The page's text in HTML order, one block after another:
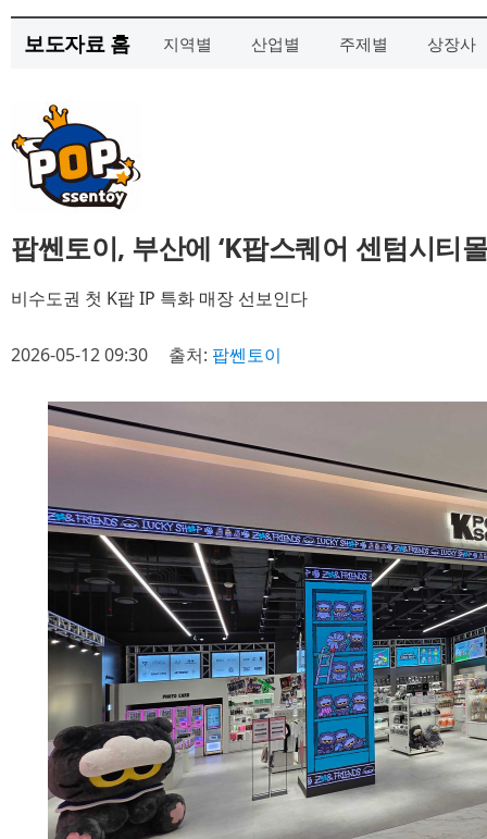
보도자료 홈 지역별 산업별 주제별 상장사
팝쎈토이, 부산에 ‘K팝스퀘어 센텀시티
비수도권 첫 K팝 IP 특화 매장 선보인다
2026-05-12 09:30 출처: 팝쎈토이